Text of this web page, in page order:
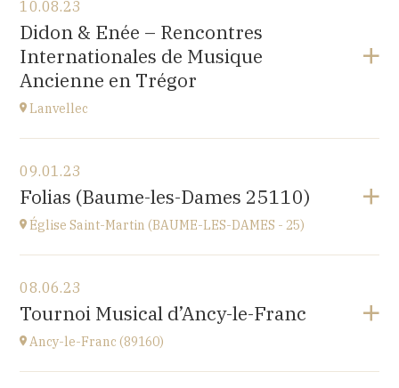
église St Aubin, Ennery (95300)
place Robert Schumann
at18H00
Go to site
10.08.23
Didon & Enée – Rencontres
Internationales de Musique
Ancienne en Trégor
Lanvellec
Lanvellec
at15H
Go to site
09.01.23
Folias (Baume-les-Dames 25110)
Église Saint-Martin (BAUME-LES-DAMES - 25)
église Saint-Martin,
place St Martin, 25110 Baume-les-Dames
at20H00
08.06.23
Tournoi Musical d’Ancy-le-Franc
Ancy-le-Franc (89160)